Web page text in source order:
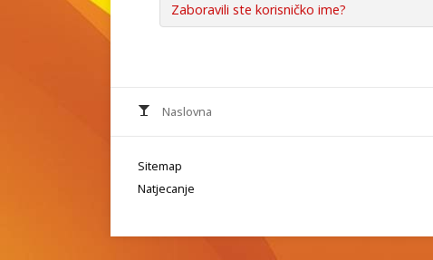
Zaboravili ste korisničko ime?
Naslovna
Sitemap
Natjecanje